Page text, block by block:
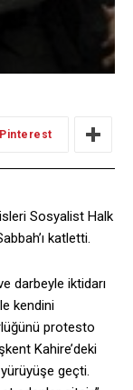
Pinterest
Sosyalist Halk
katletti.
darbeyle iktidarı
kendini
protesto
Kahire’deki
yürüyüşe geçti.